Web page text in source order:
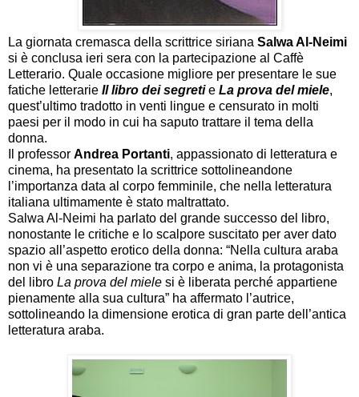
La giornata cremasca della scrittrice siriana Salwa Al-Neimi
si è conclusa ieri sera con la partecipazione al Caffè
Letterario. Quale occasione migliore per presentare le sue
fatiche letterarie Il libro dei segretie La prova del miele,
quest’ultimo tradotto in venti lingue e censurato in molti
paesi per il modo in cui ha saputo trattare il tema della
donna.
Il professor Andrea Portanti, appassionato di letteratura e
cinema, ha presentato la scrittrice sottolineandone
l’importanza data al corpo femminile, che nella letteratura
italiana ultimamente è stato maltrattato.
Salwa Al-Neimi ha parlato del grande successo del libro,
nonostante le critiche e lo scalpore suscitato per aver dato
spazio all’aspetto erotico della donna: “Nella cultura araba
non vi è una separazione tra corpo e anima, la protagonista
del libro La prova del miele si è liberata perché appartiene
pienamente alla sua cultura” ha affermato l’autrice,
sottolineando la dimensione erotica di gran parte dell’antica
letteratura araba.